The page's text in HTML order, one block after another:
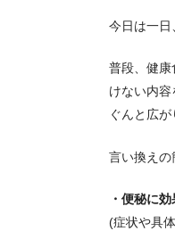
今日は一日
普段、健康
けない内
ぐんと広が
言い換えの
・便秘に
(症状や具